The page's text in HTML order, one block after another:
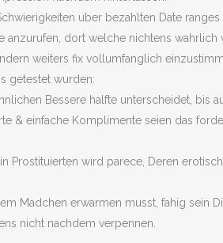
uber bezahlten Date ranges
anzurufen, dort welche nichtens wahrlich
weiters fix vollumfanglich
getestet wurden:
Bessere halfte unterscheidet, bis
& einfache Komplimente seien das
wird parece, Deren
Madchen erwarmen musst, fahig sein
nicht nachdem verpennen.